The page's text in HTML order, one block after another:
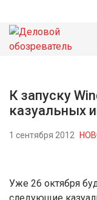
НОВОСТИ
К запуску
казуальных
1 сентября 2012
Уже 26 октября